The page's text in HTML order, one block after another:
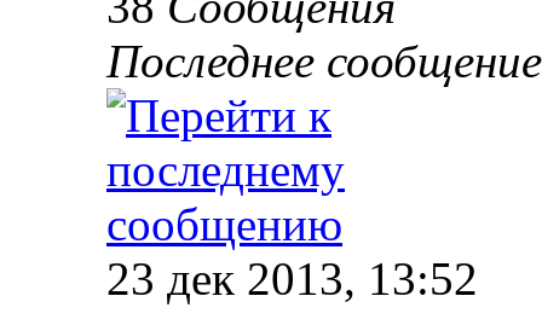
Последнее сообщение
23 дек 2013, 13:52